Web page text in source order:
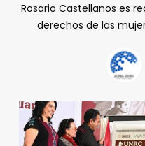
Rosario Castellanos es
derechos de las